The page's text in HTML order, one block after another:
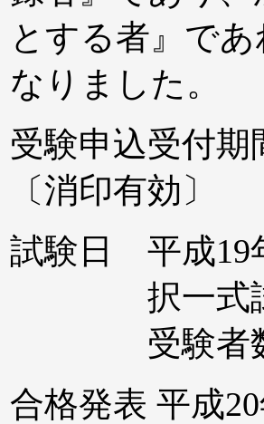
とする者』で
なりました。
受験申込受付
〔消印有効〕
試験日 平成19
択一式試験
受験者数
合格発表 平成